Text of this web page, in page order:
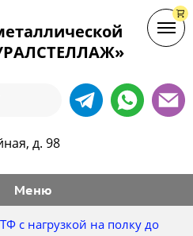
д. 98
Меню
с нагрузкой на полку до